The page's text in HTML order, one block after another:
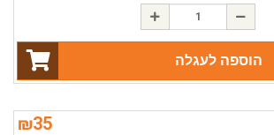
הוספה לעגלה
₪35